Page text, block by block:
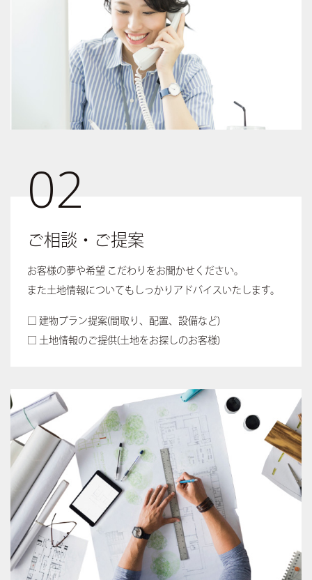
02
ご相談・ご提案
お客様の夢や希望 こだわりをお聞かせください。
また土地情報についてもしっかりアドバイスいたします。
□ 建物プラン提案(間取り、配置、設備など)
□ 土地情報のご提供(土地をお探しのお客様)